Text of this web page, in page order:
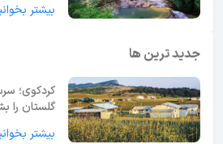
بیشتر
جدید ترین ها
کردکوی؛
گلستان را
بیشتر